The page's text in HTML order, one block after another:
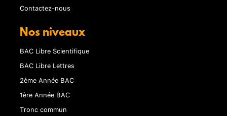
Contactez-nous
Nos niveaux
BAC Libre Scientifique
BAC Libre Lettres
2ème Année BAC
1ère Année BAC
Tronc commun